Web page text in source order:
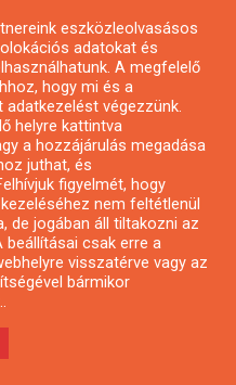
reserved.
eszközleolvasásos
adatokat és
A megfelelő
hogy mi és a
végezzünk.
helyre kattintva
a hozzájárulás megadása
juthat, és
figyelmét, hogy
nem feltétlenül
de jogában áll tiltakozni az
beállításai csak erre a
visszatérve vagy az
bármikor